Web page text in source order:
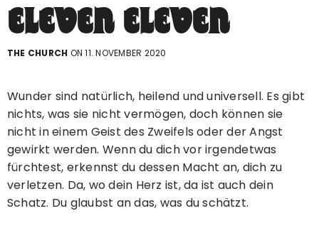
ELEVEN ELEVEN
THE CHURCH ON 11. NOVEMBER 2020
Wunder sind natürlich, heilend und universell. Es gibt
nichts, was sie nicht vermögen, doch können sie
nicht in einem Geist des Zweifels oder der Angst
gewirkt werden. Wenn du dich vor irgendetwas
fürchtest, erkennst du dessen Macht an, dich zu
verletzen. Da, wo dein Herz ist, da ist auch dein
Schatz. Du glaubst an das, was du schätzt.